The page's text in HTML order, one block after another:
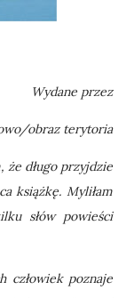
Wydane przez
obraz terytoria
że długo przyjdzie
książkę. Myliłam
słów powieści
człowiek poznaje